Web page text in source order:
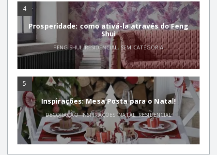
4
Prosperidade: como ativá-la através do Feng
Shui
FENG SHUI,RESIDENCIAL ,SEM CATEGORIA
5
Inspirações: Mesa Posta para o Natal!
DECORAÇÃO,INSPIRAÇÕES ,NATAL,RESIDENCIAL